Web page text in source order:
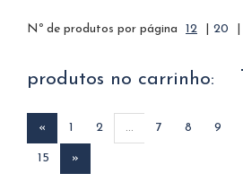
Nº de produtos por página 12 20
produtos no carrinho:
« 1 2 ... 7 8 9
15 »